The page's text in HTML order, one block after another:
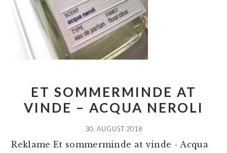
ET SOMMERMINDE AT
VINDE – ACQUA NEROLI
30. AUGUST 2018
Reklame Et sommerminde at vinde - Acqua